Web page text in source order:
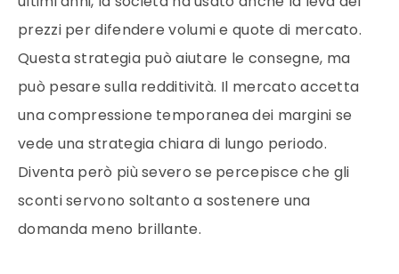
prezzi per difendere volumi e quote di mercato.
Questa strategia può aiutare le consegne, ma
può pesare sulla redditività. Il mercato accetta
una compressione temporanea dei margini se
vede una strategia chiara di lungo periodo.
Diventa però più severo se percepisce che gli
sconti servono soltanto a sostenere una
domanda meno brillante.